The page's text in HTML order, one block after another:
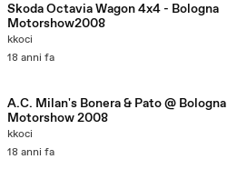
Skoda Octavia Wagon 4x4 - Bologna
Motorshow2008
kkoci
18 anni fa
A.C. Milan's Bonera & Pato @ Bologna
Motorshow 2008
kkoci
18 anni fa